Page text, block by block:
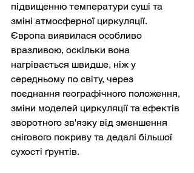
підвищенню температури суші та
зміні атмосферної циркуляції.
Європа виявилася особливо
вразливою, оскільки вона
нагрівається швидше, ніж у
середньому по світу, через
поєднання географічного положення,
зміни моделей циркуляції та ефектів
зворотного зв'язку від зменшення
снігового покриву та дедалі більшої
сухості ґрунтів.